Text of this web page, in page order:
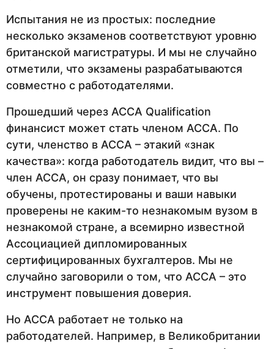
Испытания не из простых: последние
несколько экзаменов соответствуют уровню
британской магистратуры. И мы не случайно
отметили, что экзамены разрабатываются
совместно с работодателями.
Прошедший через ACCA Qualification
финансист может стать членом АССА. По
сути, членство в АССА – этакий «знак
качества»: когда работодатель видит, что вы –
член АССА, он сразу понимает, что вы
обучены, протестированы и ваши навыки
проверены не каким-то незнакомым вузом в
незнакомой стране, а всемирно известной
Ассоциацией дипломированных
сертифицированных бухгалтеров. Мы не
случайно заговорили о том, что АССА – это
инструмент повышения доверия.
Но АССА работает не только на
работодателей. Например, в Великобритании